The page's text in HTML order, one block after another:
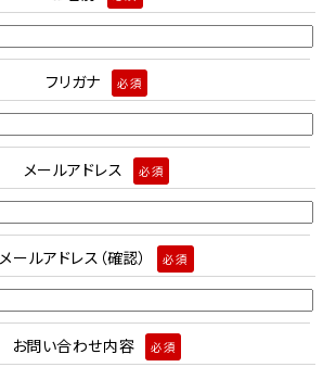
フリガナ 必須
メールアドレス 必須
メールアドレス（確認） 必須
お問い合わせ内容 必須